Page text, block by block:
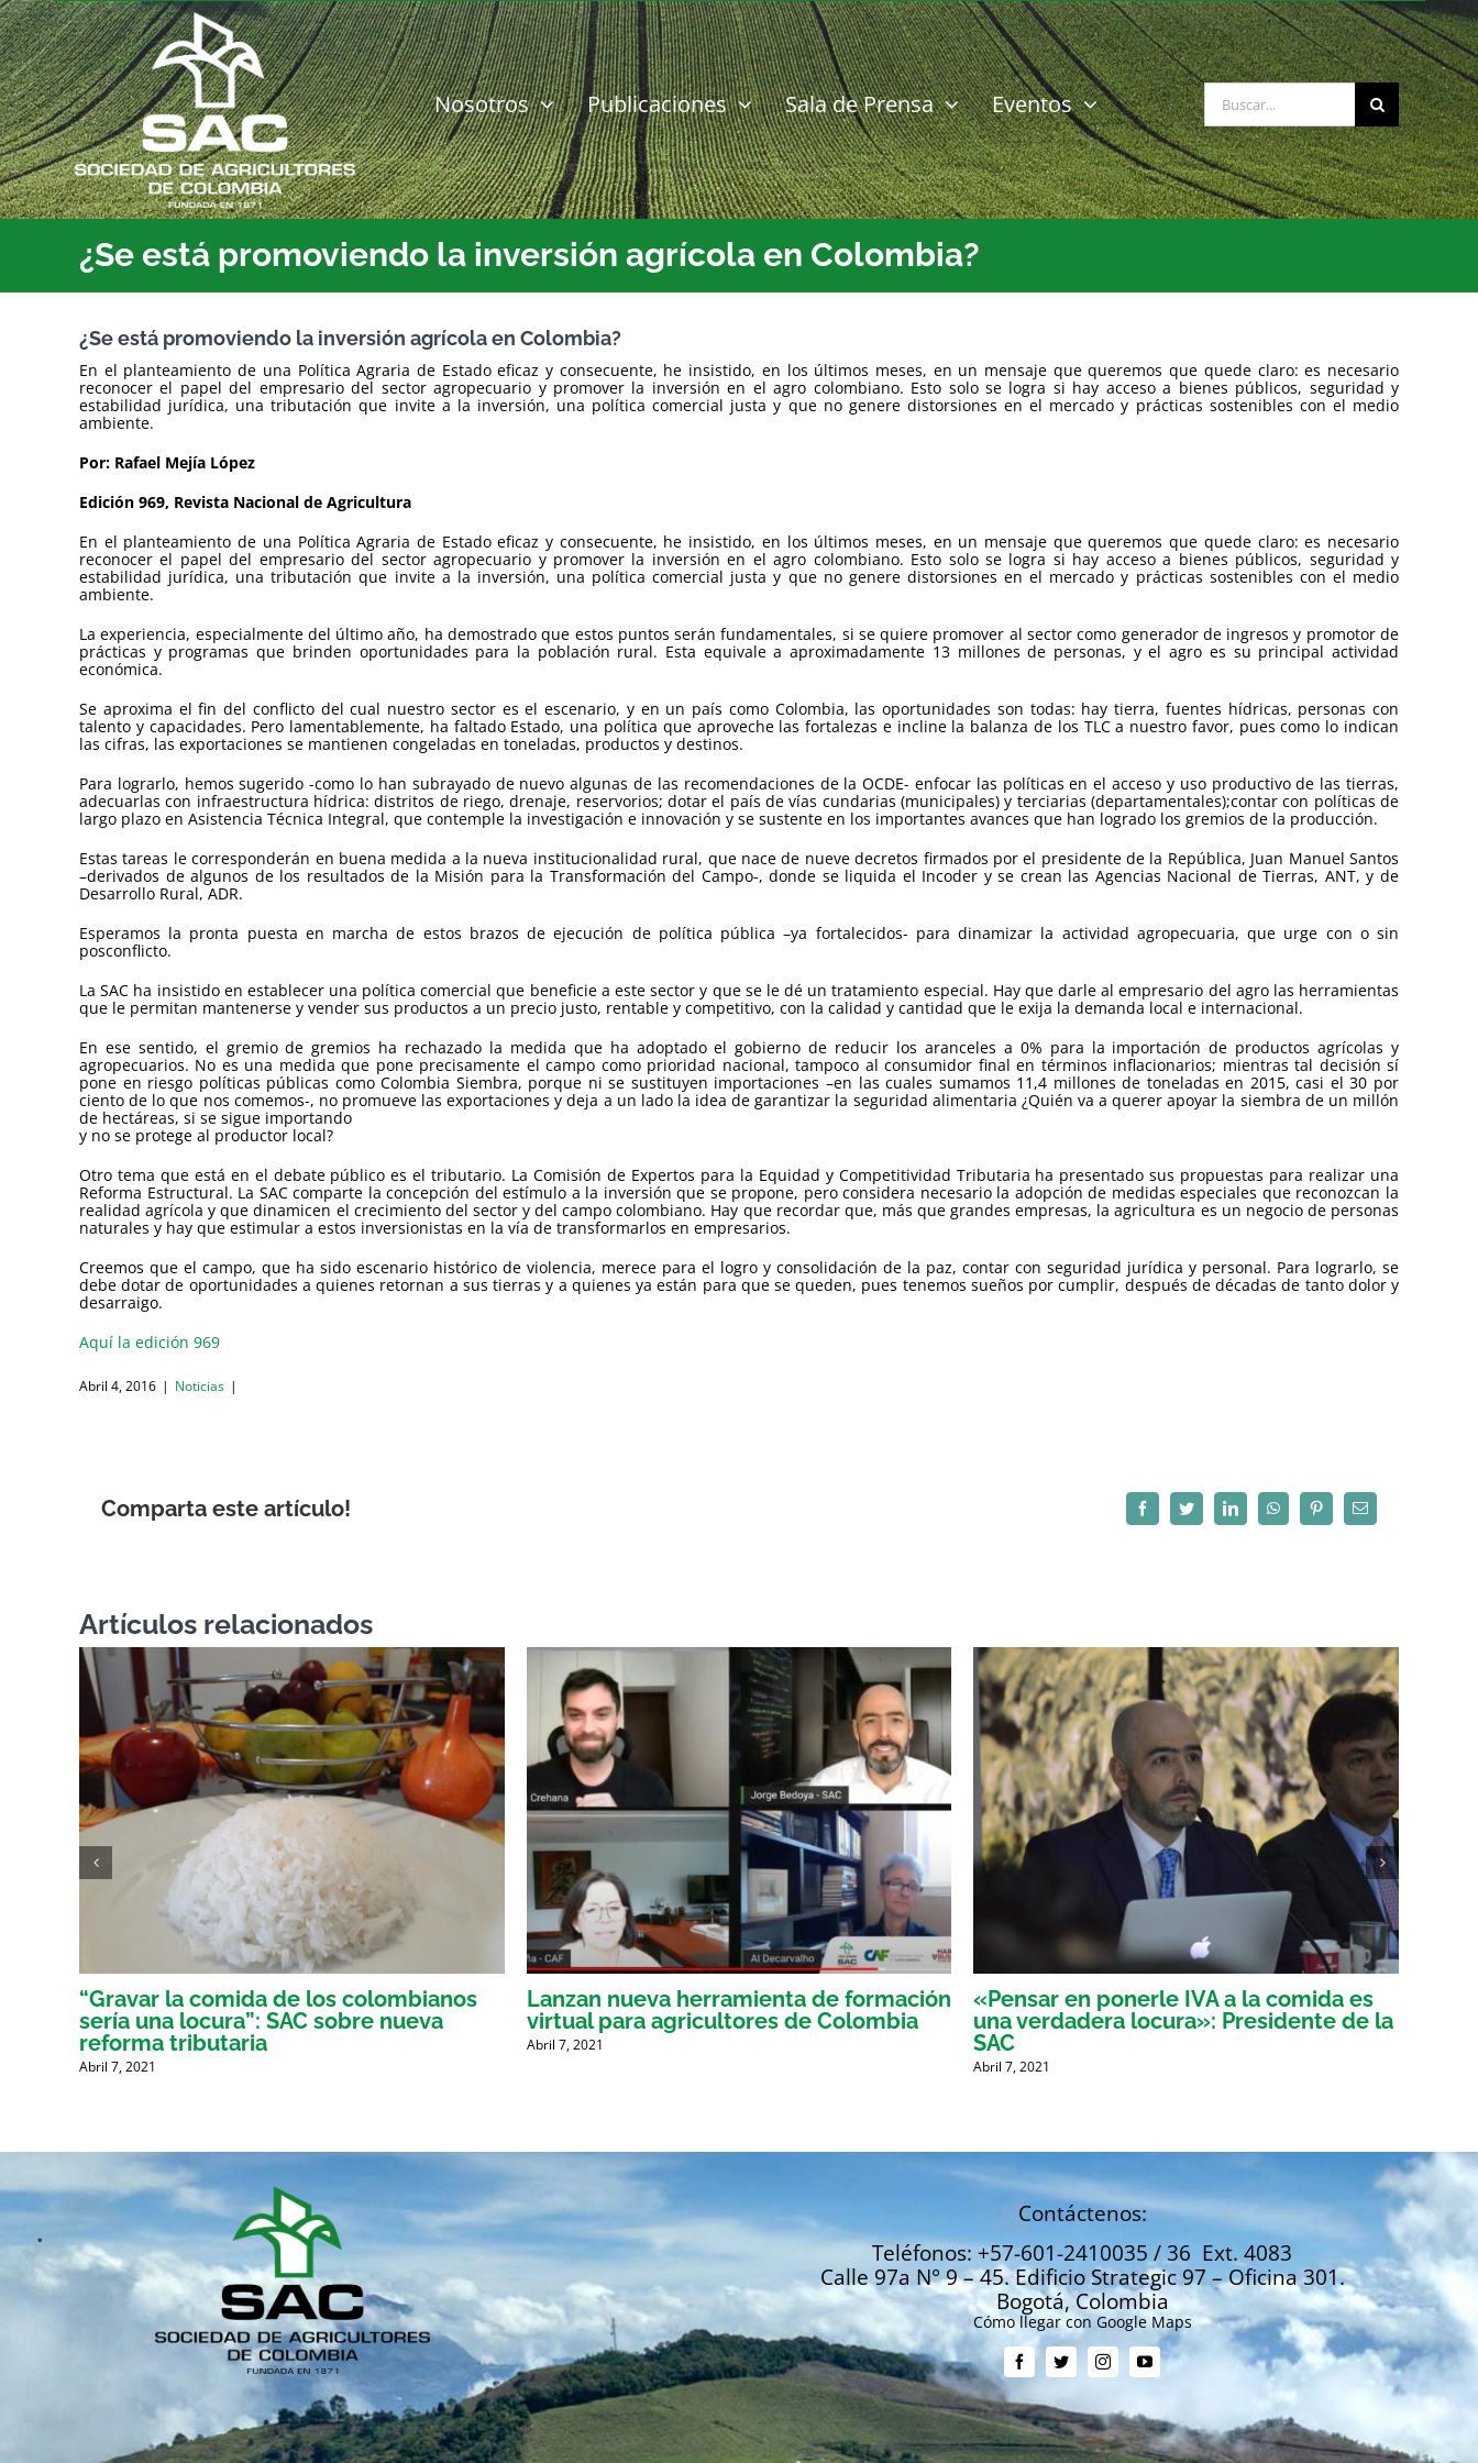
Saltar
al
contenido
Nosotros Publicaciones Sala de Prensa Eventos Buscar:
¿Se está promoviendo la inversión agrícola en Colombia?
¿Se está promoviendo la inversión agrícola en Colombia?
En el planteamiento de una Política Agraria de Estado eficaz y consecuente, he insistido, en los últimos meses, en un mensaje que queremos que quede claro: es necesario
reconocer el papel del empresario del sector agropecuario y promover la inversión en el agro colombiano. Esto solo se logra si hay acceso a bienes públicos, seguridad y
estabilidad jurídica, una tributación que invite a la inversión, una política comercial justa y que no genere distorsiones en el mercado y prácticas sostenibles con el medio
ambiente.
Por: Rafael Mejía López
Edición 969, Revista Nacional de Agricultura
En el planteamiento de una Política Agraria de Estado eficaz y consecuente, he insistido, en los últimos meses, en un mensaje que queremos que quede claro: es necesario
reconocer el papel del empresario del sector agropecuario y promover la inversión en el agro colombiano. Esto solo se logra si hay acceso a bienes públicos, seguridad y
estabilidad jurídica, una tributación que invite a la inversión, una política comercial justa y que no genere distorsiones en el mercado y prácticas sostenibles con el medio
ambiente.
La experiencia, especialmente del último año, ha demostrado que estos puntos serán fundamentales, si se quiere promover al sector como generador de ingresos y promotor de
prácticas y programas que brinden oportunidades para la población rural. Esta equivale a aproximadamente 13 millones de personas, y el agro es su principal actividad
económica.
Se aproxima el fin del conflicto del cual nuestro sector es el escenario, y en un país como Colombia, las oportunidades son todas: hay tierra, fuentes hídricas, personas con
talento y capacidades. Pero lamentablemente, ha faltado Estado, una política que aproveche las fortalezas e incline la balanza de los TLC a nuestro favor, pues como lo indican
las cifras, las exportaciones se mantienen congeladas en toneladas, productos y destinos.
Para lograrlo, hemos sugerido -como lo han subrayado de nuevo algunas de las recomendaciones de la OCDE- enfocar las políticas en el acceso y uso productivo de las tierras,
adecuarlas con infraestructura hídrica: distritos de riego, drenaje, reservorios; dotar el país de vías cundarias (municipales) y terciarias (departamentales);contar con políticas de
largo plazo en Asistencia Técnica Integral, que contemple la investigación e innovación y se sustente en los importantes avances que han logrado los gremios de la producción.
Estas tareas le corresponderán en buena medida a la nueva institucionalidad rural, que nace de nueve decretos firmados por el presidente de la República, Juan Manuel Santos
–derivados de algunos de los resultados de la Misión para la Transformación del Campo-, donde se liquida el Incoder y se crean las Agencias Nacional de Tierras, ANT, y de
Desarrollo Rural, ADR.
Esperamos la pronta puesta en marcha de estos brazos de ejecución de política pública –ya fortalecidos- para dinamizar la actividad agropecuaria, que urge con o sin
posconflicto.
La SAC ha insistido en establecer una política comercial que beneficie a este sector y que se le dé un tratamiento especial. Hay que darle al empresario del agro las herramientas
que le permitan mantenerse y vender sus productos a un precio justo, rentable y competitivo, con la calidad y cantidad que le exija la demanda local e internacional.
En ese sentido, el gremio de gremios ha rechazado la medida que ha adoptado el gobierno de reducir los aranceles a 0% para la importación de productos agrícolas y
agropecuarios. No es una medida que pone precisamente el campo como prioridad nacional, tampoco al consumidor final en términos inflacionarios; mientras tal decisión sí
pone en riesgo políticas públicas como Colombia Siembra, porque ni se sustituyen importaciones –en las cuales sumamos 11,4 millones de toneladas en 2015, casi el 30 por
ciento de lo que nos comemos-, no promueve las exportaciones y deja a un lado la idea de garantizar la seguridad alimentaria ¿Quién va a querer apoyar la siembra de un millón
de hectáreas, si se sigue importando
y no se protege al productor local?
Otro tema que está en el debate público es el tributario. La Comisión de Expertos para la Equidad y Competitividad Tributaria ha presentado sus propuestas para realizar una
Reforma Estructural. La SAC comparte la concepción del estímulo a la inversión que se propone, pero considera necesario la adopción de medidas especiales que reconozcan la
realidad agrícola y que dinamicen el crecimiento del sector y del campo colombiano. Hay que recordar que, más que grandes empresas, la agricultura es un negocio de personas
naturales y hay que estimular a estos inversionistas en la vía de transformarlos en empresarios.
Creemos que el campo, que ha sido escenario histórico de violencia, merece para el logro y consolidación de la paz, contar con seguridad jurídica y personal. Para lograrlo, se
debe dotar de oportunidades a quienes retornan a sus tierras y a quienes ya están para que se queden, pues tenemos sueños por cumplir, después de décadas de tanto dolor y
desarraigo.
Aquí la edición 969
Abril 4, 2016 | Noticias |
Comparta este artículo! FacebookTwitterLinkedInWhatsAppPinterestCorreo
electrónico
Artículos relacionados
“Gravar la comida de los colombianos
sería una locura”: SAC sobre nueva
reforma tributaria
Abril 7, 2021
Lanzan nueva herramienta de formación
virtual para agricultores de Colombia
Abril 7, 2021
«Pensar en ponerle IVA a la comida es
una verdadera locura»: Presidente de la
SAC
Abril 7, 2021
Contáctenos:
Teléfonos: +57-601-2410035 / 36 Ext. 4083
Calle 97a N° 9 – 45. Edificio Strategic 97 – Oficina 301.
Bogotá, Colombia
Cómo llegar con Google Maps